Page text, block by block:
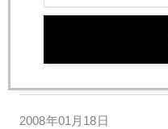
お詫び
2008年01月18日